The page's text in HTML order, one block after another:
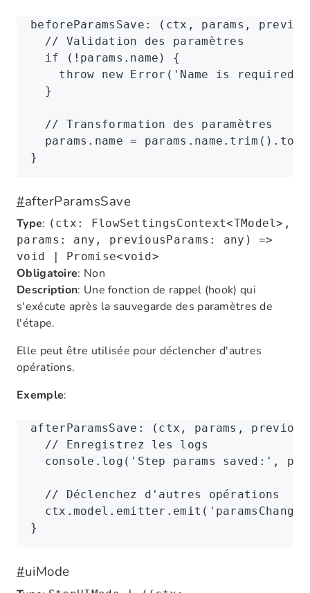
beforeParamsSave : (ctx , params ,
  // Validation des paramètres
  if
( ! params .name) {
    throw
new Error ( 'Name is required'
  }
  // Transformation des paramètres
  params
.name = params . name .trim ()
}
#afterParamsSave
Type: (ctx: FlowSettingsContext<TModel>,
params: any, previousParams: any) =>
void | Promise<void>
Obligatoire: Non
Description: Une fonction de rappel (hook) qui
s'exécute après la sauvegarde des paramètres de
l'étape.
Elle peut être utilisée pour déclencher d'autres
opérations.
Exemple:
afterParamsSave : (ctx , params ,
  // Enregistrez les logs
  console
.log ( 'Step params saved:' ,
  // Déclenchez d'autres opérations
  ctx
. model . emitter .emit (
}
#uiMode